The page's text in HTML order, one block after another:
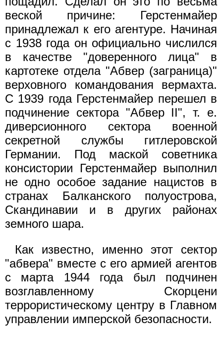
веской причине: Герстенмайер
принадлежал к его агентуре. Начиная
с 1938 года он официально числился
в качестве "доверенного лица" в
картотеке отдела "Абвер (заграница)"
верховного командования вермахта.
С 1939 года Герстенмайер перешел в
подчинение сектора "Абвер II", т. е.
диверсионного сектора военной
секретной службы гитлеровской
Германии. Под маской советника
консистории Герстенмайер выполнил
не одно особое задание нацистов в
странах Балканского полуострова,
Скандинавии и в других районах
земного шара.
Как известно, именно этот сектор
"абвера" вместе с его армией агентов
с марта 1944 года был подчинен
возглавленному Скорцени
террористическому центру в Главном
управлении имперской безопасности.